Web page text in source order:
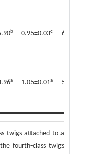
b 0.95±0.03c 6.99±0.13
a 1.05±0.01a 5.41±0.16
twigs attached to a
fourth-class twigs